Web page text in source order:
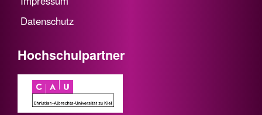
Datenschutz
Hochschulpartner